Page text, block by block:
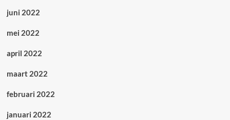
juni 2022
mei 2022
april 2022
maart 2022
februari 2022
januari 2022